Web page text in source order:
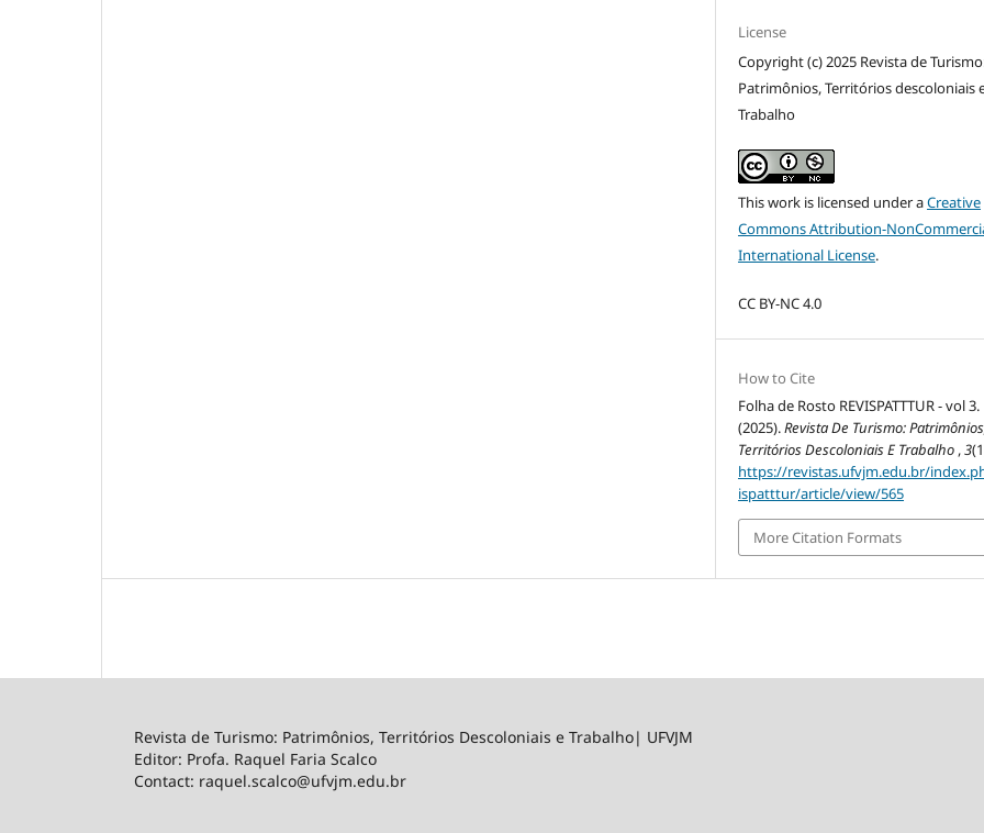
License
Copyright (c) 2025 Revista de
Patrimônios, Territórios descoloniais
Trabalho
This work is licensed under aCreative
Commons Attribution-
International License.
CC BY-NC 4.0
How to Cite
Folha de Rosto REVISPATTTUR - vol 3.
(2025).Revista De Turismo:
Territórios Descoloniais E Trabalho ,3
https://revistas.ufvjm.edu.br/
ispatttur/article/view/565
More Citation Formats
Revista de Turismo: Patrimônios, Territórios Descoloniais e Trabalho| UFVJM
Editor: Profa. Raquel Faria Scalco
Contact: raquel.scalco@ufvjm.edu.br